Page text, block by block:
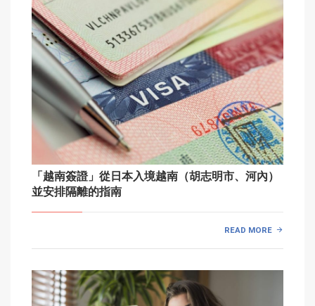
「越南簽證」從日本入境越南（胡志明市、河內）
並安排隔離的指南
READ MORE